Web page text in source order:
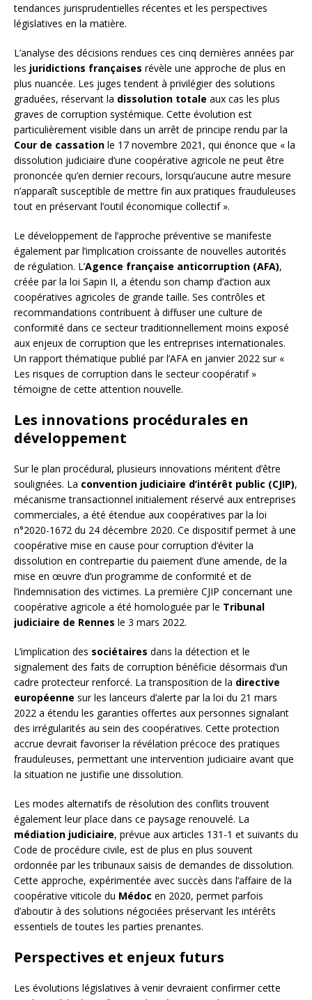
tendances jurisprudentielles récentes et les perspectives
législatives en la matière.
L’analyse des décisions rendues ces cinq dernières années par
les juridictions françaises révèle une approche de plus en
plus nuancée. Les juges tendent à privilégier des solutions
graduées, réservant la dissolution totale aux cas les plus
graves de corruption systémique. Cette évolution est
particulièrement visible dans un arrêt de principe rendu par la
Cour de cassation le 17 novembre 2021, qui énonce que « la
dissolution judiciaire d’une coopérative agricole ne peut être
prononcée qu’en dernier recours, lorsqu’aucune autre mesure
n’apparaît susceptible de mettre fin aux pratiques frauduleuses
tout en préservant l’outil économique collectif ».
Le développement de l’approche préventive se manifeste
également par l’implication croissante de nouvelles autorités
de régulation. L’Agence française anticorruption (AFA),
créée par la loi Sapin II, a étendu son champ d’action aux
coopératives agricoles de grande taille. Ses contrôles et
recommandations contribuent à diffuser une culture de
conformité dans ce secteur traditionnellement moins exposé
aux enjeux de corruption que les entreprises internationales.
Un rapport thématique publié par l’AFA en janvier 2022 sur «
Les risques de corruption dans le secteur coopératif »
témoigne de cette attention nouvelle.
Les innovations procédurales en
développement
Sur le plan procédural, plusieurs innovations méritent d’être
soulignées. La convention judiciaire d’intérêt public (CJIP),
mécanisme transactionnel initialement réservé aux entreprises
commerciales, a été étendue aux coopératives par la loi
n°2020-1672 du 24 décembre 2020. Ce dispositif permet à une
coopérative mise en cause pour corruption d’éviter la
dissolution en contrepartie du paiement d’une amende, de la
mise en œuvre d’un programme de conformité et de
l’indemnisation des victimes. La première CJIP concernant une
coopérative agricole a été homologuée par le Tribunal
judiciaire de Rennes le 3 mars 2022.
L’implication des sociétaires dans la détection et le
signalement des faits de corruption bénéficie désormais d’un
cadre protecteur renforcé. La transposition de la directive
européenne sur les lanceurs d’alerte par la loi du 21 mars
2022 a étendu les garanties offertes aux personnes signalant
des irrégularités au sein des coopératives. Cette protection
accrue devrait favoriser la révélation précoce des pratiques
frauduleuses, permettant une intervention judiciaire avant que
la situation ne justifie une dissolution.
Les modes alternatifs de résolution des conflits trouvent
également leur place dans ce paysage renouvelé. La
médiation judiciaire, prévue aux articles 131-1 et suivants du
Code de procédure civile, est de plus en plus souvent
ordonnée par les tribunaux saisis de demandes de dissolution.
Cette approche, expérimentée avec succès dans l’affaire de la
coopérative viticole du Médoc en 2020, permet parfois
d’aboutir à des solutions négociées préservant les intérêts
essentiels de toutes les parties prenantes.
Perspectives et enjeux futurs
Les évolutions législatives à venir devraient confirmer cette